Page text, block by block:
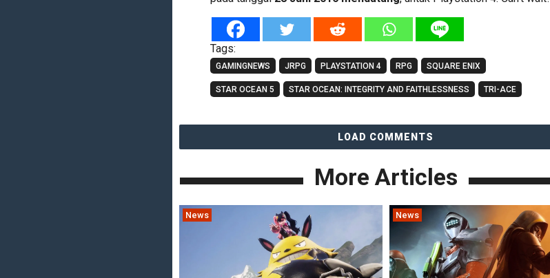
Tags:
GAMINGNEWS JRPG PLAYSTATION 4 RPG SQUARE ENIX
STAR OCEAN 5 STAR OCEAN: INTEGRITY AND FAITHLESSNESS TRI-ACE
LOAD COMMENTS
More Articles
News News